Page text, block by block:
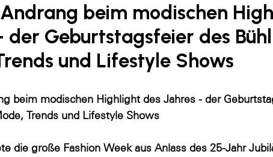
beim modischen
der Geburtstagsfeier des
und Lifestyle Shows
beim modischen Highlight des Jahres - der
Trends und Lifestyle Shows
die große Fashion Week aus Anlass des 25-Jahr